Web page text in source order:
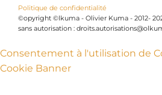
Politique de confidentialité
©opyright ©lkuma - Olivier Kuma - 2012-
sans autorisation :
Consentement à l'utilisation de
Cookie Banner